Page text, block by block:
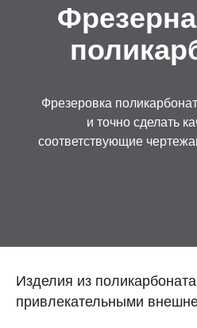
Изделия на заказ
Материалы
Гарантия
Фрезеровка
и точно сделать
соответствующие
Изделия из
привлекательными